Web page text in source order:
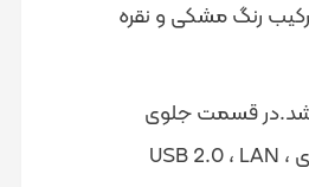
رنگ مشکی و نقره
باشد.در قسمت جلوی
پورت های USB 2.0 ، LAN ،